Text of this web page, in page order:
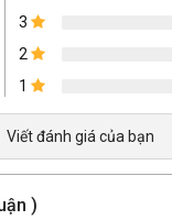
3
2
1
Viết đánh giá của bạn
)